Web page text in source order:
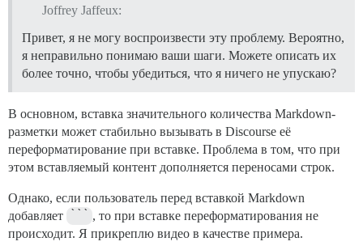
1. > Добавить медицинский документ
#### **ЧЛЕНСТВО**
1. > Группа
1. > Телефон
1. > Имя члена
1. > Член с
1. > Дата истечения срока
1. > ID члена
1. > Член с
1. > Номер службы поддержки
1. > Телефон для бронирования
1. > Веб-сайт
1. > Пол
1. > Рост
1. > Номер
1. > Условия/Ограничения
1. > Штат
1. > Дата истечения срока
Joffrey Jaffeux:
Привет, я не могу воспроизвести эту проблему. Вероятно,
я неправильно понимаю ваши шаги. Можете описать их
более точно, чтобы убедиться, что я ничего не упускаю?
В основном, вставка значительного количества Markdown-
разметки может стабильно вызывать в Discourse её
переформатирование при вставке. Проблема в том, что при
этом вставляемый контент дополняется переносами строк.
Однако, если пользователь перед вставкой Markdown
добавляет
, то при вставке переформатирования не
происходит. Я прикреплю видео в качестве примера.